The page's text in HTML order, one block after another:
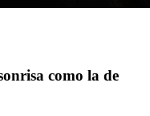
como la de